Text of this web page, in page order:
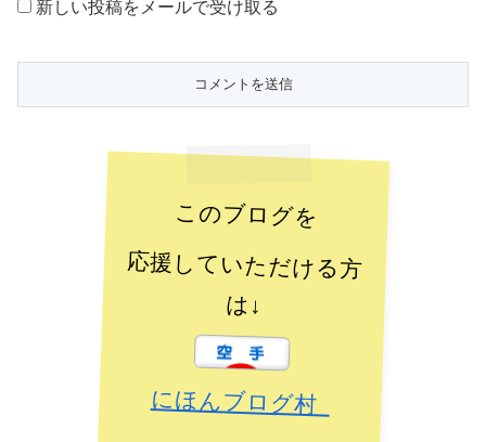
新しい投稿をメールで受け取る
このブログを
応援していただける方
は↓
にほんブログ村